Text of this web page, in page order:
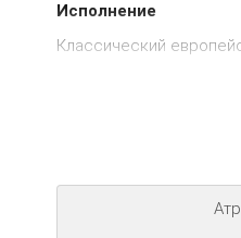
Исполнение
Классический
Обрез блока – золото
Тиснение блинтовое,